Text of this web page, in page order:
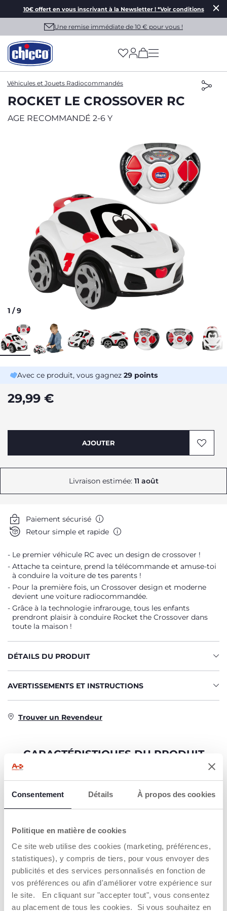
Consentement Détails À propos des cookies
Politique en matière de cookies
Ce site web utilise des cookies (marketing, préférences,
statistiques), y compris de tiers, pour vous envoyer des
publicités et des services personnalisés en fonction de
vos préférences ou afin d'améliorer votre expérience sur
le site. En cliquant sur "accepter tout", vous consentez
au placement de tous les cookies. Si vous souhaitez en
10€ offert en vous inscrivant à la Newsletter ! *Voir conditions
Une remise immédiate de 10 € pour vous !
(has more options
Véhicules et Jouets Radiocommandés
ROCKET LE CROSSOVER RC
AGE RECOMMANDÉ 2-6 Y
1 /9
Avec ce produit, vous gagnez 29 points
29,99 €
AJOUTER
Livraison estimée: 11 août
Paiement sécurisé
Retour simple et rapide
Le premier véhicule RC avec un design de crossover !
Attache ta ceinture, prend la télécommande et amuse-toi
à conduire la voiture de tes parents !
Pour la première fois, un Crossover design et moderne
devient une voiture radiocommandée.
Grâce à la technologie infrarouge, tous les enfants
prendront plaisir à conduire Rocket the Crossover dans
toute la maison !
DÉTAILS DU PRODUIT
AVERTISSEMENTS ET INSTRUCTIONS
Trouver un Revendeur
CARACTÉRISTIQUES DU PRODUIT
INTUITIVE
Télécommande
maniable 4 directions
CROSSOVER
De grandes roues
pour de grandes
aventures !